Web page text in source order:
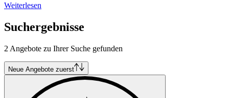
Weiterlesen
Suchergebnisse
2 Angebote zu Ihrer Suche gefunden
Neue Angebote zuerst